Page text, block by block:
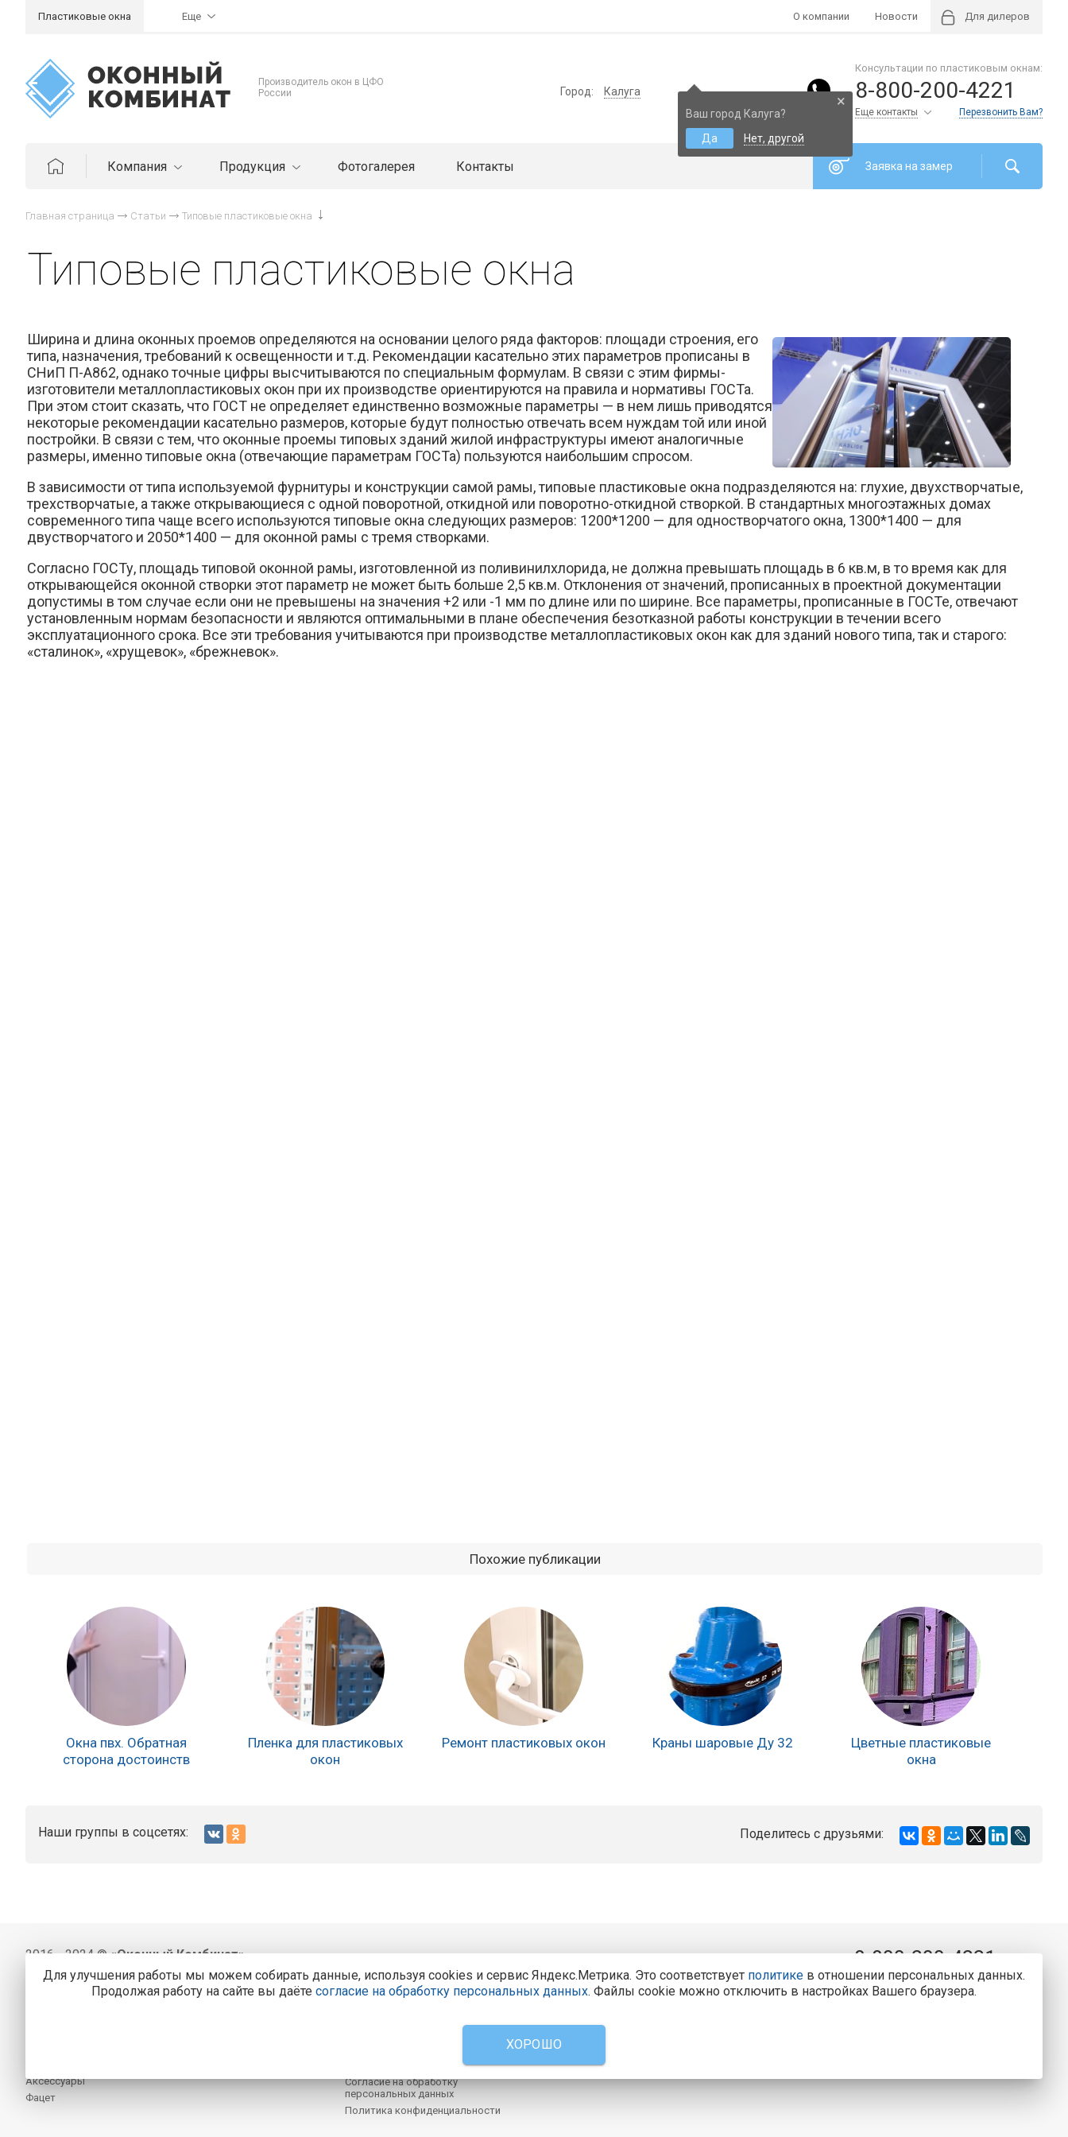
О компании Новости Для дилеров
Пластиковые окна Еще
Производитель окон в ЦФО
России
Город: Калуга ×
Ваш город Калуга?
Да
Нет, другой
Консультации по пластиковым окнам:
8-800-200-4221
Перезвонить Вам?
Еще контакты
Заявка на замер
Компания Продукция Фотогалерея Контакты
Главная страница Статьи Типовые пластиковые окна
Типовые пластиковые окна
Ширина и длина оконных проемов определяются на основании целого ряда факторов: площади строения, его
типа, назначения, требований к освещенности и т.д. Рекомендации касательно этих параметров прописаны в
СНиП П-А862, однако точные цифры высчитываются по специальным формулам. В связи с этим фирмы-
изготовители металлопластиковых окон при их производстве ориентируются на правила и нормативы ГОСТа.
При этом стоит сказать, что ГОСТ не определяет единственно возможные параметры — в нем лишь приводятся
некоторые рекомендации касательно размеров, которые будут полностью отвечать всем нуждам той или иной
постройки. В связи с тем, что оконные проемы типовых зданий жилой инфраструктуры имеют аналогичные
размеры, именно типовые окна (отвечающие параметрам ГОСТа) пользуются наибольшим спросом.
В зависимости от типа используемой фурнитуры и конструкции самой рамы, типовые пластиковые окна подразделяются на: глухие, двухстворчатые,
трехстворчатые, а также открывающиеся с одной поворотной, откидной или поворотно-откидной створкой. В стандартных многоэтажных домах
современного типа чаще всего используются типовые окна следующих размеров: 1200*1200 — для одностворчатого окна, 1300*1400 — для
двустворчатого и 2050*1400 — для оконной рамы с тремя створками.
Согласно ГОСТу, площадь типовой оконной рамы, изготовленной из поливинилхлорида, не должна превышать площадь в 6 кв.м, в то время как для
открывающейся оконной створки этот параметр не может быть больше 2,5 кв.м. Отклонения от значений, прописанных в проектной документации
допустимы в том случае если они не превышены на значения +2 или -1 мм по длине или по ширине. Все параметры, прописанные в ГОСТе, отвечают
установленным нормам безопасности и являются оптимальными в плане обеспечения безотказной работы конструкции в течении всего
эксплуатационного срока. Все эти требования учитываются при производстве металлопластиковых окон как для зданий нового типа, так и старого:
«сталинок», «хрущевок», «брежневок».
Похожие публикации
Окна пвх. Обратная
сторона достоинств
Пленка для пластиковых
окон
Ремонт пластиковых окон Краны шаровые Ду 32
Цветные пластиковые
окна
Наши группы в соцсетях: Поделитесь с друзьями:
2016 - 2024 ©«Оконный Комбинат»
BithermoPRO
Профильные системы VEKA
Аксессуары
Фацет
О компании
Продукция
Согласие на обработку
персональных данных
Политика конфиденциальности
Калуга, Калуга, ул. М. Жукова, д. 25
Тел.: 8-800-200-4221
8-800-200-4221
Консультации и заказ пластиковых окон.
Для улучшения работы мы можем собирать данные, используя cookies и сервис Яндекс.Метрика. Это соответствует политике в отношении персональных данных.
Продолжая работу на сайте вы даёте согласие на обработку персональных данных. Файлы cookie можно отключить в настройках Вашего браузера.
ХОРОШО